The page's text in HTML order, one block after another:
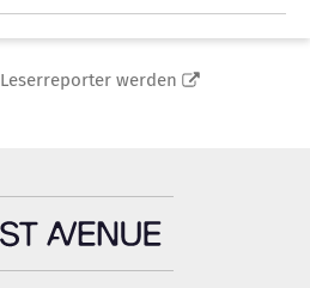
Leserreporter werden